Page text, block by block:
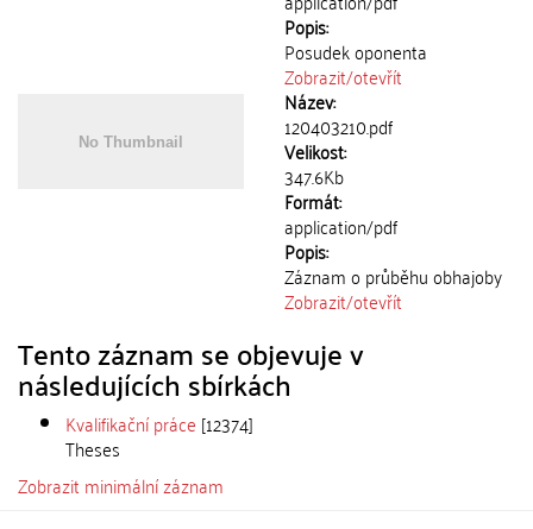
Popis:
Posudek oponenta
Zobrazit/otevřít
Název:
120403210.pdf
Velikost:
347.6Kb
Formát:
application/pdf
Popis:
Záznam o průběhu obhajoby
Zobrazit/otevřít
Tento záznam se objevuje v
následujících sbírkách
Kvalifikační práce [12374]
Theses
Zobrazit minimální záznam